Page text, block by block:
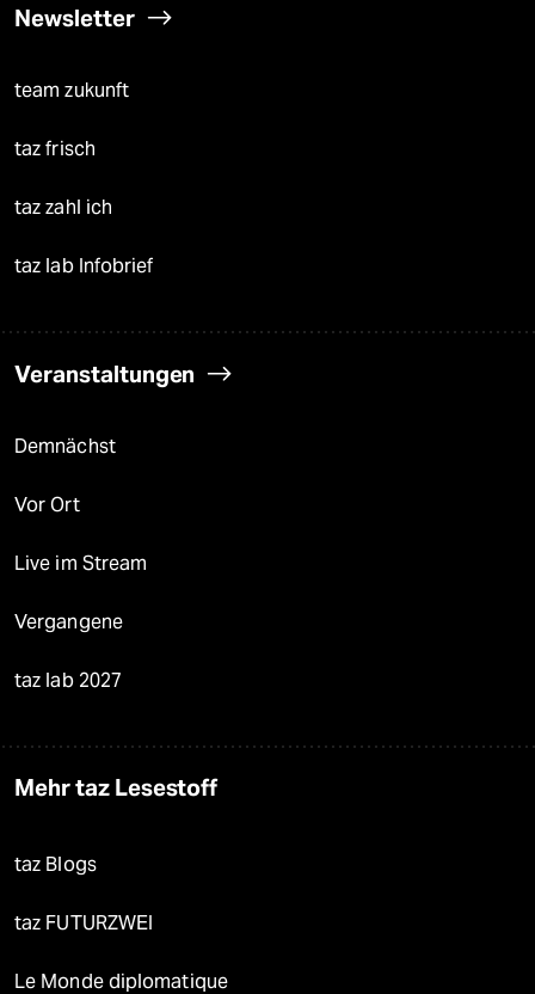
Newsletter
team zukunft
taz frisch
taz zahl ich
taz lab Infobrief
Veranstaltungen
Demnächst
Vor Ort
Live im Stream
Vergangene
taz lab 2027
Mehr taz Lesestoff
taz Blogs
taz FUTURZWEI
Le Monde diplomatique